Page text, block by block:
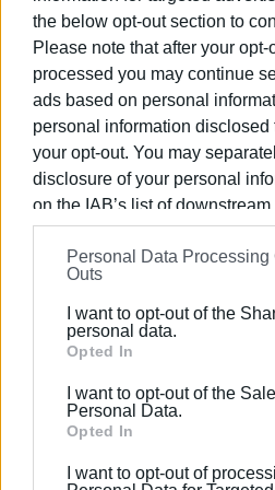
the below opt-out section to
Please note that after your opt-
processed you may continue
ads based on personal
personal information disclosed
your opt-out. You may
disclosure of your personal
on the IAB’s list of
information may also be
on theIAB’s List of
further disclose it to other third
Please note that this website/
Google services and may
behaviour. You may click to
Google and its third-party tags
section.
Personal Data Processing
Outs
I want to opt-out of the
personal data.
Opted In
I want to opt-out of the
Personal Data.
Opted In
I want to opt-out of
Ηλέκτρα Αθηναίου, iSea
Q & A, Ολυμπία
ΦΩΤΟ ΑΡΧΕΙΟΥ
Εμφανίσεις: 96
ΒΑΣΙΛΗΣ
Ο Βασίλης Πανταζόπουλος
τμήματος Μεσογειακών
Πανεπιστημίου Αιγαίου